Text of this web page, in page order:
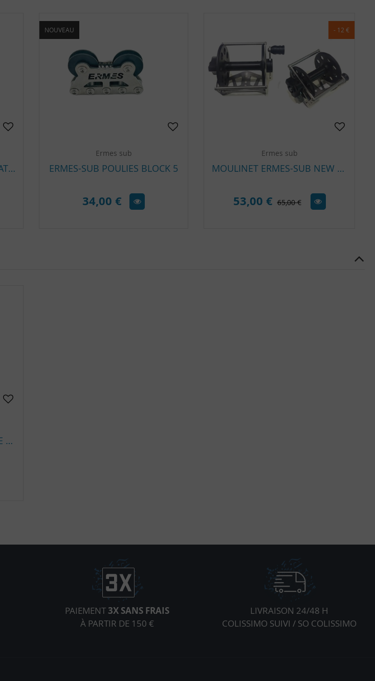
MOULINET ERMES SUB ALBATROS 80 FLAT
NOUVEAU
Ermes sub
ERMES-SUB POULIES BLOCK 5
34,00 €
- 12 €
Ermes sub
MOULINET ERMES-SUB NEW FALCO
53,00 € 65,00 €
CROCHET ERMES SUB EAGLE MONO
PAIEMENT3X SANS FRAIS
À PARTIR DE 150 €
LIVRAISON 24/48 H
COLISSIMO SUIVI / SO COLISSIMO